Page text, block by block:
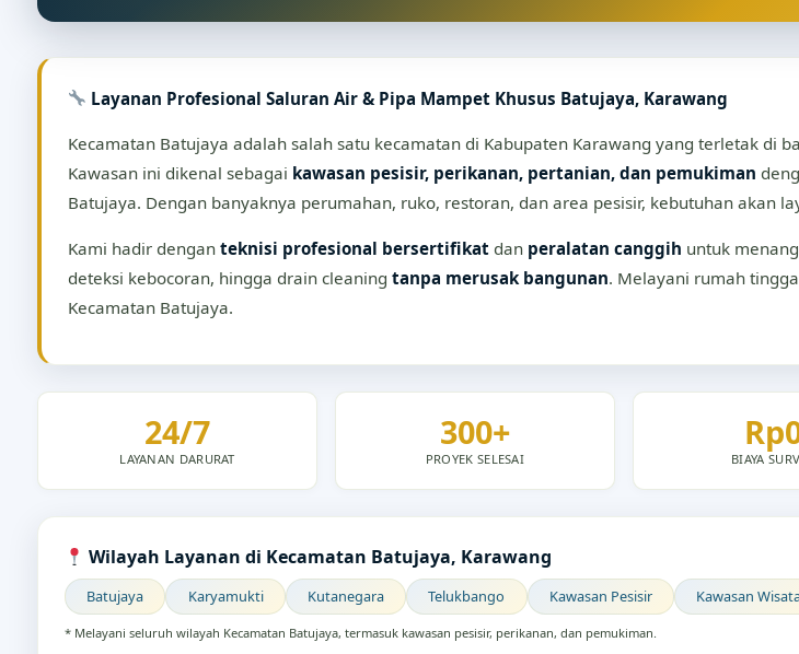
Layanan Profesional Saluran Air & Pipa Mampet Khusus Batujaya, Karawang
Kecamatan Batujaya adalah salah satu kecamatan di Kabupaten Karawang yang terletak di
Kawasan ini dikenal sebagai kawasan pesisir, perikanan, pertanian, dan pemukiman
Batujaya. Dengan banyaknya perumahan, ruko, restoran, dan area pesisir, kebutuhan akan
Kami hadir dengan teknisi profesional bersertifikat dan peralatan canggih untuk
deteksi kebocoran, hingga drain cleaning tanpa merusak bangunan. Melayani rumah
Kecamatan Batujaya.
24/7
LAYANAN DARURAT
300+
PROYEK SELESAI BIAYA
Wilayah Layanan di Kecamatan Batujaya, Karawang
Batujaya Karyamukti Kutanegara Telukbango Kawasan Pesisir Kawasan
* Melayani seluruh wilayah Kecamatan Batujaya, termasuk kawasan pesisir, perikanan, dan pemukiman.